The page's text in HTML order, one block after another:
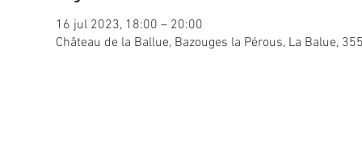
16 jul 2023, 18:00 – 20:00
Château de la Ballue, Bazouges la Pérous, La Balue,